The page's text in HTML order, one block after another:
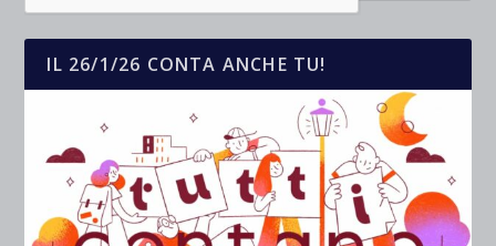
IL 26/1/26 CONTA ANCHE TU!